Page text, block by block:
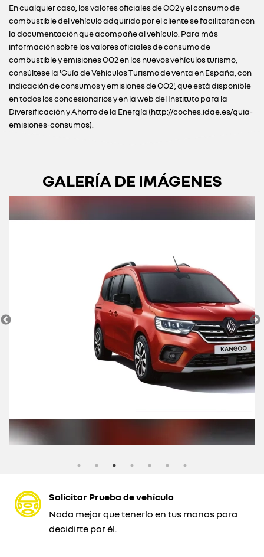
En cualquier caso, los valores oficiales de CO2 y el consumo de
combustible del vehículo adquirido por el cliente se facilitarán con
la documentación que acompañe al vehículo. Para más
información sobre los valores oficiales de consumo de
combustible y emisiones CO2 en los nuevos vehículos turismo,
consúltese la 'Guía de Vehículos Turismo de venta en España, con
indicación de consumos y emisiones de CO2', que está disponible
en todos los concesionarios y en la web del Instituto para la
Diversificación y Ahorro de la Energía (http://coches.idae.es/guia-
emisiones-consumos).
GALERÍA DE IMÁGENES
Solicitar Prueba de vehículo
Nada mejor que tenerlo en tus manos para
decidirte por él.